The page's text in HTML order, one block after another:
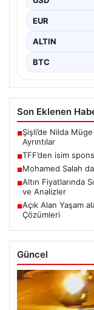
EUR
ALTIN
BTC
Son Eklenen
■Şişli’de Nilda
Ayrıntılar
■TFF’den isim
■Mohamed Salah
■Altın Fiyatlarında
ve Analizler
■Açık Alan Yaşam
Çözümleri
Güncel